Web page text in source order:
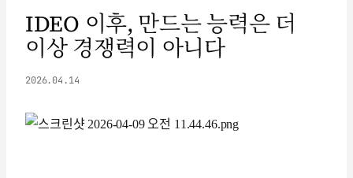
IDEO 이후, 만드는 능력은 더
이상 경쟁력이 아니다
2026.04.14